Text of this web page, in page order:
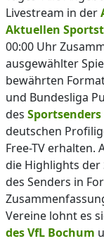
Livestream in der
Aktuellen
00:00 Uhr
ausgewählter
bewährten
und Bundesliga
des Sportsenders
deutschen
Free-TV erhalten.
die Highlights der
des Senders in
Vereine lohnt es
des VfL Bochum